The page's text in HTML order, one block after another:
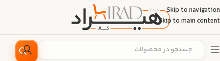
Skip to navigation
Skip to main content